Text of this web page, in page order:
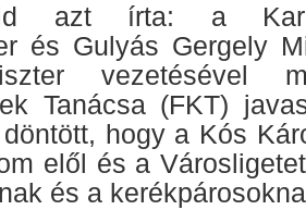
azt írta: a
és Gulyás Gergely
vezetésével
Tanácsa (FKT)
hogy a Kós
elől és a
és a